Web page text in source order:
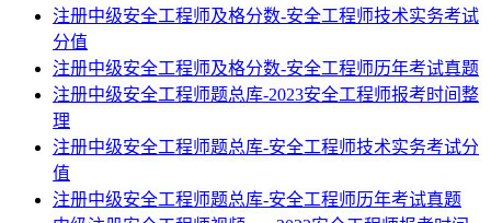
注册中级安全工程师及格分数-安全工程师技术实务考试
分值
注册中级安全工程师及格分数-安全工程师历年考试真题
注册中级安全工程师题总库-2023安全工程师报考时间整
理
注册中级安全工程师题总库-安全工程师技术实务考试分
值
注册中级安全工程师题总库-安全工程师历年考试真题